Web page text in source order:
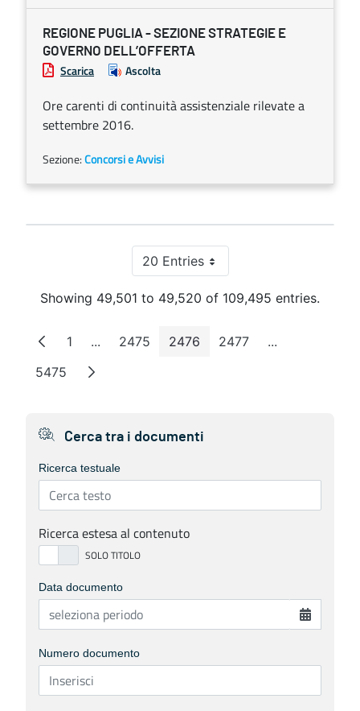
REGIONE PUGLIA - SEZIONE STRATEGIE E
GOVERNO DELL’OFFERTA
Scarica Ascolta
Ore carenti di continuità assistenziale rilevate a
settembre 2016.
Sezione:Concorsi e Avvisi
20 EntriesPer Page
Showing 49,501 to 49,520 of 109,495 entries.
Page
1 ...Intermediate Pages
Page
2475 Page
2476 Page
2477 ...Intermediate
Page
5475
Cerca tra i documenti
Ricerca testuale
Ricerca estesa al contenuto
Data documento
Numero documento